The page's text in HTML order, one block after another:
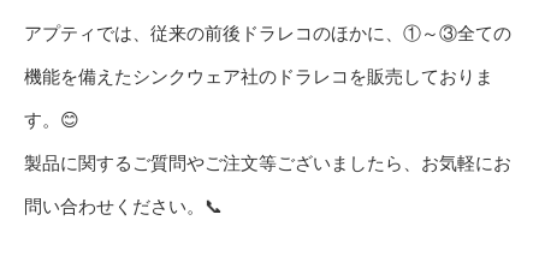
アプティでは、従来の前後ドラレコのほかに、①～③全ての
機能を備えたシンクウェア社のドラレコを販売しておりま
す。😊
製品に関するご質問やご注文等ございましたら、お気軽にお
問い合わせください。📞